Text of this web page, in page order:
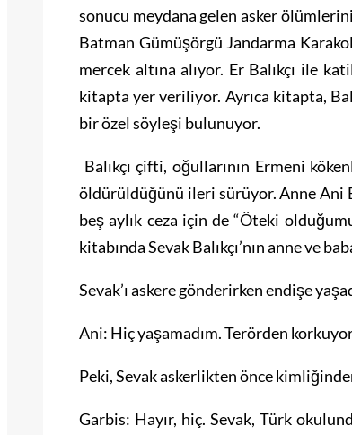
sonucu meydana gelen asker
Batman Gümüşörgü Jandarma
mercek altına alıyor. Er Balıkçı ile
kitapta yer veriliyor. Ayrıca kitapta,
bir özel söyleşi bulunuyor.
Balıkçı çifti, oğullarının Ermeni
öldürüldüğünü ileri sürüyor. Anne Ani
beş aylık ceza için de “Öteki
kitabında Sevak Balıkçı’nın anne ve
Sevak’ı askere gönderirken endişe
Ani: Hiç yaşamadım. Terörden
Peki, Sevak askerlikten önce
Garbis: Hayır, hiç. Sevak, Türk